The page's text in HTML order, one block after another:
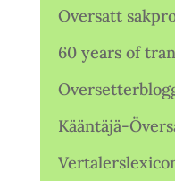
Oversatt
60 years of
Kääntäjä-